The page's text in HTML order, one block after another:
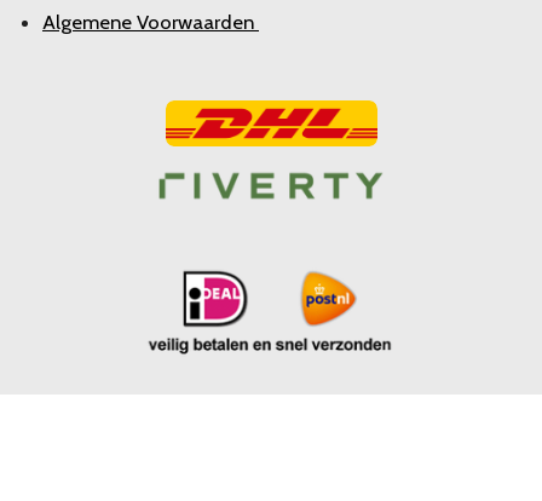
Algemene Voorwaarden